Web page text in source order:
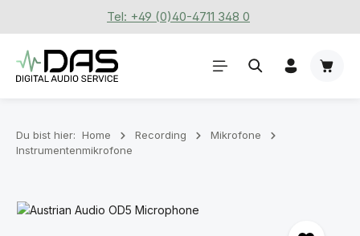
Zum Hauptinhalt springenTel: +49 (0)40-4711 348 0
Du bist hier: Home Recording
Mikrofone
Instrumentenmikrofone
Bildergalerie überspringen